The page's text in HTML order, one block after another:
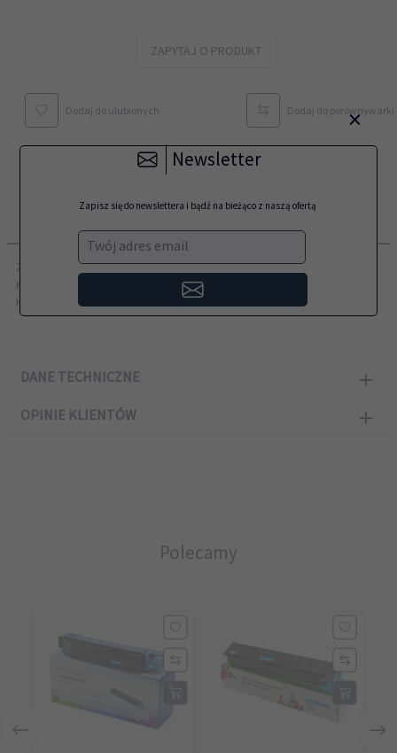
ZAPYTAJ O PRODUKT
Dodaj do ulubionych Dodaj do porównywarki
Zamiennik Kyocera przeznaczony do modeli:
Kyocera Ecosys P5026cdw, P5026cdn
Kyocera Ecosys M5526cdw, M5526cdn,
DANE TECHNICZNE
OPINIE KLIENTÓW
Polecamy
×
Newsletter
Zapisz się do newslettera i bądź na bieżąco z naszą ofertą
Twój adres email